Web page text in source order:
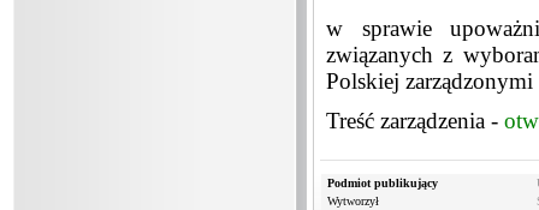
w sprawie
związanych z
Polskiej
Treść zarządzenia -
Podmiot publikujący
Wytworzył